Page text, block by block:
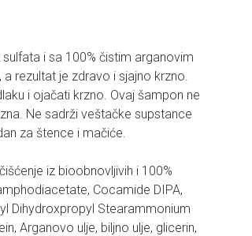
i sa 100% čistim arganovim
rezultat je zdravo i sjajno krzno.
i ojačati krzno. Ovaj šampon ne
Ne sadrži veštačke supstance
za štence i mačiće.
iz bioobnovljivih i 100%
Cocamide DIPA,
Dihydroxpropyl Stearammonium
Arganovo ulje, biljno ulje, glicerin,